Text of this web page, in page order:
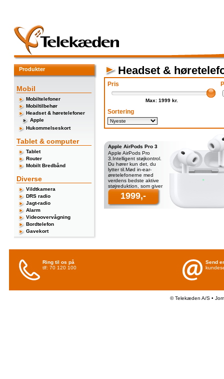
Produkter
Mobil
Mobiltelefoner
Mobiltilbehør
Headset & høretelefoner
Apple
Hukommelseskort
Tablet & computer
Tablet
Router
Mobilt Bredbånd
Diverse
Vildtkamera
DRS radio
Jagt-radio
Alarm
Videoovervågning
Bordtelefon
Gavekort
Headset &
Pris
Max: 1999 kr.
Sortering
Apple AirPods Pro 3
Apple AirPods Pro
3.Intelligent støjkontrol.
Du hører kun det, du
lytter til.Mød in-ear-
øretelefonerne med
verdens bedste aktive
støjreduktion, som giver
dig den mest
1999,-
Ring til os på
tlf: 70 120 100
Send
© Telekæden A/S •